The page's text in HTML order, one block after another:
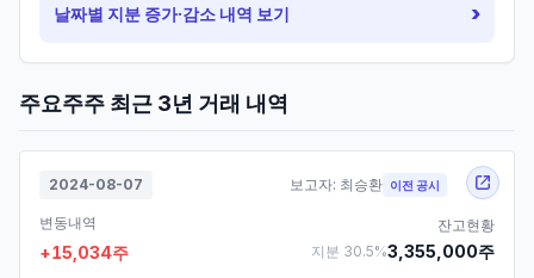
날짜별 지분 증가·감소 내역 보기 ›
주요주주 최근 3년 거래 내역
2024-08-07 보고자: 최승환 이전 공시
변동내역
+15,034주
잔고현황
지분 30.5%3,355,000주